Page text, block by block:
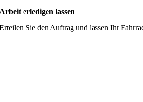
Arbeit erledigen lassen
Erteilen Sie den Auftrag und lassen Ihr